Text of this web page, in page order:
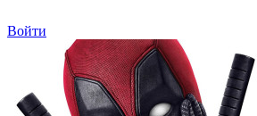
Войти